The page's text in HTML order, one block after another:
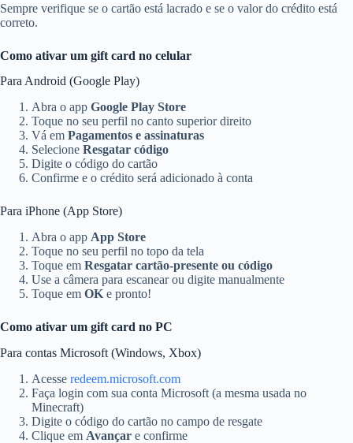
Sempre verifique se o cartão está lacrado e se o valor do crédito está
correto.
Como ativar um gift card no celular
Para Android (Google Play)
Abra o app Google Play Store
Toque no seu perfil no canto superior direito
Vá em Pagamentos e assinaturas
Selecione Resgatar código
Digite o código do cartão
Confirme e o crédito será adicionado à conta
Para iPhone (App Store)
Abra o app App Store
Toque no seu perfil no topo da tela
Toque em Resgatar cartão-presente ou código
Use a câmera para escanear ou digite manualmente
Toque em OK e pronto!
Como ativar um gift card no PC
Para contas Microsoft (Windows, Xbox)
Acesse redeem.microsoft.com
Faça login com sua conta Microsoft (a mesma usada no
Minecraft)
Digite o código do cartão no campo de resgate
Clique em Avançar e confirme